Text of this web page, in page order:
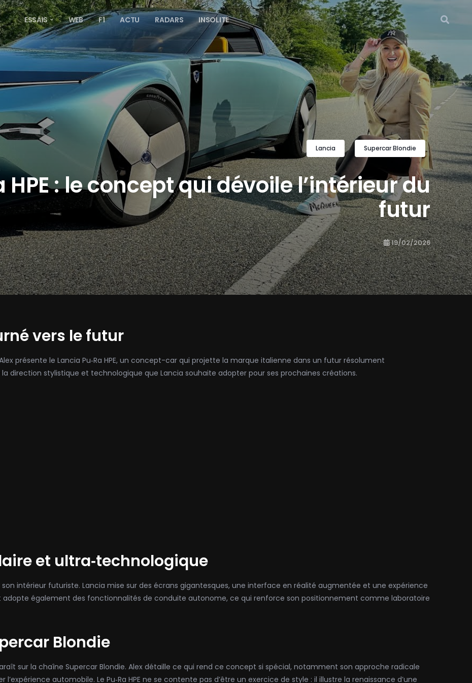
ESSAIS WEB F1 ACTU RADARS INSOLITE
Lancia Supercar Blondie
HPE : le concept qui dévoile l’intérieur du
futur
19/02/2026
vers le futur
présente le Lancia Pu‑Ra HPE, un concept-car qui projette la marque italienne dans un futur résolument
direction stylistique et technologique que Lancia souhaite adopter pour ses prochaines créations.
et ultra‑technologique
son intérieur futuriste. Lancia mise sur des écrans gigantesques, une interface en réalité augmentée et une expérience
également des fonctionnalités de conduite autonome, ce qui renforce son positionnement comme laboratoire
Blondie
sur la chaîne Supercar Blondie. Alex détaille ce qui rend ce concept si spécial, notamment son approche radicale
automobile. Le Pu‑Ra HPE ne se contente pas d’être un exercice de style : il illustre la renaissance d’une